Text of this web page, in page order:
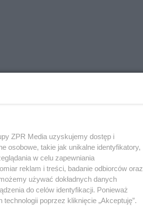
ZPR Media uzyskujemy dostęp i
osobowe, takie jak unikalne identyfikatory,
w celu zapewniania
reklam i treści, badanie odbiorców oraz
używać dokładnych danych
do celów identyfikacji. Ponieważ
poprzez kliknięcie „Akceptuję”.